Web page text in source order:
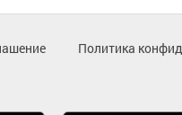
Политика